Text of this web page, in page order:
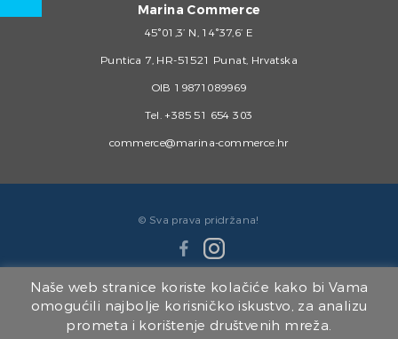
Marina Commerce
45°01,3’ N, 14°37,6’ E
Puntica 7, HR-51521 Punat, Hrvatska
OIB 19871089969
Tel. +385 51 654 303
commerce@marina-commerce.hr
© Sva prava pridržana!
Naše web stranice koriste kolačiće kako bi Vama
omogućili najbolje korisničko iskustvo, za analizu
prometa i korištenje društvenih mreža.